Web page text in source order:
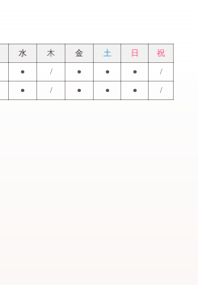
水 木 金 土 日 祝
● / ● ● ● /
● / ● ● ● /